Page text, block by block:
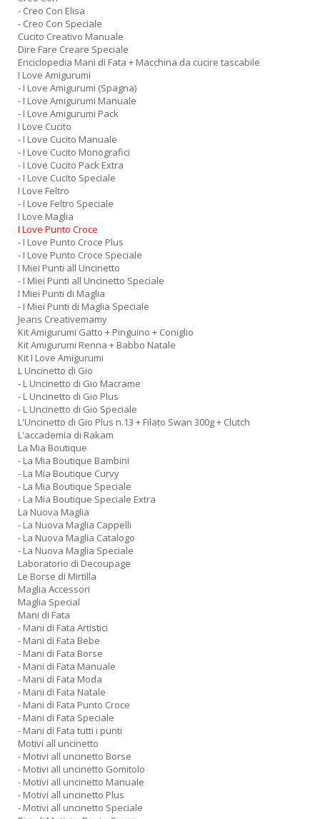
- Creo Con Elisa
- Creo Con Speciale
Cucito Creativo Manuale
Dire Fare Creare Speciale
Enciclopedia Mani di Fata + Macchina da cucire tascabile
I Love Amigurumi
- I Love Amigurumi (Spagna)
- I Love Amigurumi Manuale
- I Love Amigurumi Pack
I Love Cucito
- I Love Cucito Manuale
- I Love Cucito Monografici
- I Love Cucito Pack Extra
- I Love Cucito Speciale
I Love Feltro
- I Love Feltro Speciale
I Love Maglia
I Love Punto Croce
- I Love Punto Croce Plus
- I Love Punto Croce Speciale
I Miei Punti all Uncinetto
- I Miei Punti all Uncinetto Speciale
I Miei Punti di Maglia
- I Miei Punti di Maglia Speciale
Jeans Creativemamy
Kit Amigurumi Gatto + Pinguino + Coniglio
Kit Amigurumi Renna + Babbo Natale
Kit I Love Amigurumi
L Uncinetto di Gio
- L Uncinetto di Gio Macrame
- L Uncinetto di Gio Plus
- L Uncinetto di Gio Speciale
L'Uncinetto di Gio Plus n.13 + Filato Swan 300g + Clutch
L'accademia di Rakam
La Mia Boutique
- La Mia Boutique Bambini
- La Mia Boutique Curvy
- La Mia Boutique Speciale
- La Mia Boutique Speciale Extra
La Nuova Maglia
- La Nuova Maglia Cappelli
- La Nuova Maglia Catalogo
- La Nuova Maglia Speciale
Laboratorio di Decoupage
Le Borse di Mirtilla
Maglia Accessori
Maglia Special
Mani di Fata
- Mani di Fata Artistici
- Mani di Fata Bebe
- Mani di Fata Borse
- Mani di Fata Manuale
- Mani di Fata Moda
- Mani di Fata Natale
- Mani di Fata Punto Croce
- Mani di Fata Speciale
- Mani di Fata tutti i punti
Motivi all uncinetto
- Motivi all uncinetto Borse
- Motivi all uncinetto Gomitolo
- Motivi all uncinetto Manuale
- Motivi all uncinetto Plus
- Motivi all uncinetto Speciale